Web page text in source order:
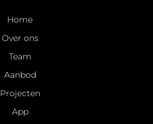
Home
Over ons
Team
Aanbod
Projecten
App